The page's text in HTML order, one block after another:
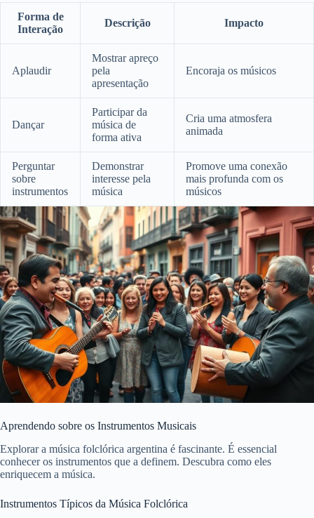
Forma de
Interação
Descrição Impacto
Aplaudir
Mostrar apreço
pela
apresentação
Encoraja os músicos
Dançar
Participar da
música de
forma ativa
Cria uma atmosfera
animada
Perguntar
sobre
instrumentos
Demonstrar
interesse pela
música
Promove uma conexão
mais profunda com os
músicos
Aprendendo sobre os Instrumentos Musicais
Explorar a música folclórica argentina é fascinante. É essencial
conhecer os instrumentos que a definem. Descubra como eles
enriquecem a música.
Instrumentos Típicos da Música Folclórica